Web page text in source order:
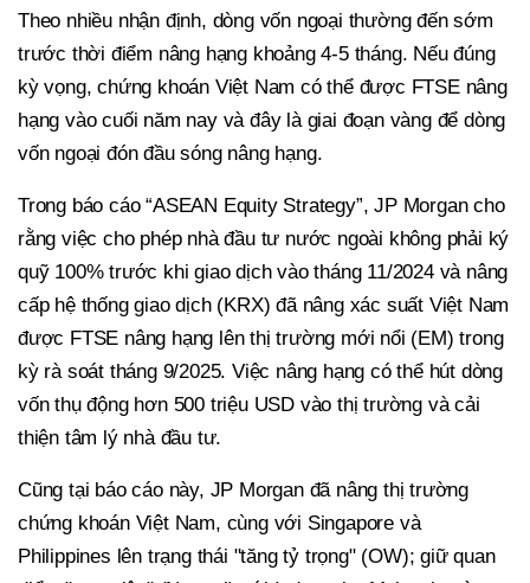
Theo nhiều nhận định, dòng vốn ngoại thường đến sớm
trước thời điểm nâng hạng khoảng 4-5 tháng. Nếu đúng
kỳ vọng, chứng khoán Việt Nam có thể được FTSE nâng
hạng vào cuối năm nay và đây là giai đoạn vàng để dòng
vốn ngoại đón đầu sóng nâng hạng.
Trong báo cáo “ASEAN Equity Strategy”, JP Morgan cho
rằng việc cho phép nhà đầu tư nước ngoài không phải ký
quỹ 100% trước khi giao dịch vào tháng 11/2024 và nâng
cấp hệ thống giao dịch (KRX) đã nâng xác suất Việt Nam
được FTSE nâng hạng lên thị trường mới nổi (EM) trong
kỳ rà soát tháng 9/2025. Việc nâng hạng có thể hút dòng
vốn thụ động hơn 500 triệu USD vào thị trường và cải
thiện tâm lý nhà đầu tư.
Cũng tại báo cáo này, JP Morgan đã nâng thị trường
chứng khoán Việt Nam, cùng với Singapore và
Philippines lên trạng thái "tăng tỷ trọng" (OW); giữ quan